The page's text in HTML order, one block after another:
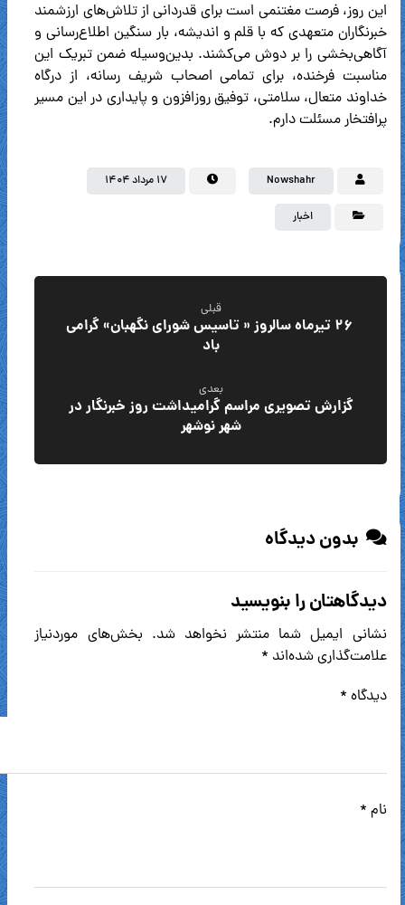
این روز، فرصت مغتنمی‌ است برای قدردانی از تلاش‌های ارزشمند
خبرنگاران متعهدی که با قلم و اندیشه، بار سنگین اطلاع‌رسانی و
آگاهی‌بخشی را بر دوش می‌کشند. بدین‌وسیله ضمن تبریک این
مناسبت فرخنده، برای تمامی اصحاب شریف رسانه، از درگاه
خداوند متعال، سلامتی، توفیق روزافزون و پایداری در این مسیر
پرافتخار مسئلت دارم.
Nowshahr ۱۷ مرداد ۱۴۰۴
اخبار
قبلی
۲۶ تیرماه سالروز « تاسیس شورای نگهبان» گرامی
باد
بعدی
گزارش تصویری مراسم گرامیداشت روز خبرنگار در
شهر نوشهر
بدون دیدگاه
دیدگاهتان را بنویسید
نشانی ایمیل شما منتشر نخواهد شد. بخش‌های موردنیاز
علامت‌گذاری شده‌اند *
دیدگاه *
نام *